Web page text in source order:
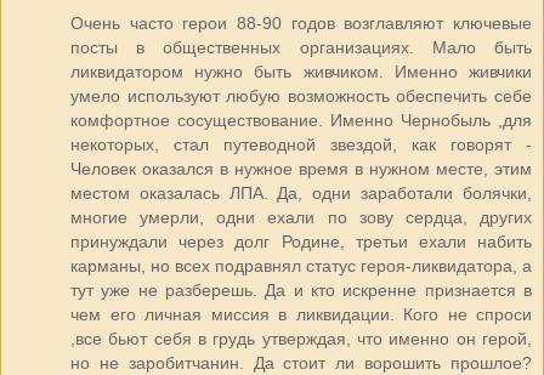
Очень часто герои 88-90 годов возглавляют ключевые
посты в общественных организациях. Мало быть
ликвидатором нужно быть живчиком. Именно живчики
умело используют любую возможность обеспечить себе
комфортное сосуществование. Именно Чернобыль ,для
некоторых, стал путеводной звездой, как говорят -
Человек оказался в нужное время в нужном месте, этим
местом оказалась ЛПА. Да, одни заработали болячки,
многие умерли, одни ехали по зову сердца, других
принуждали через долг Родине, третьи ехали набить
карманы, но всех подравнял статус героя-ликвидатора, а
тут уже не разберешь. Да и кто искренне признается в
чем его личная миссия в ликвидации. Кого не спроси
,все бьют себя в грудь утверждая, что именно он герой,
но не заробитчанин. Да стоит ли ворошить прошлое?